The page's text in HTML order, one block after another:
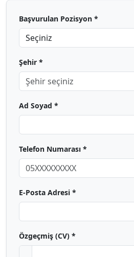
Başvurulan Pozisyon *
Şehir *
Ad Soyad *
Telefon Numarası *
E-Posta Adresi *
Özgeçmiş (CV) *